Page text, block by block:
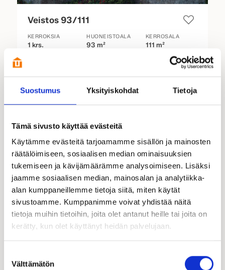
Suostumus Yksityiskohdat Tietoja
Tämä sivusto käyttää evästeitä
Käytämme evästeitä tarjoamamme sisällön ja mainosten
räätälöimiseen, sosiaalisen median ominaisuuksien
tukemiseen ja kävijämäärämme analysoimiseen. Lisäksi
jaamme sosiaalisen median, mainosalan ja analytiikka-
alan kumppaneillemme tietoja siitä, miten käytät
sivustoamme. Kumppanimme voivat yhdistää näitä
tietoja muihin tietoihin, joita olet antanut heille tai joita on
kerätty, kun olet käyttänyt heidän palvelujaan.
valinta
Välttämätön
Veistos 93/111
KERROKSIA
1 krs.
HUONEISTOALA
93 m²
KERROSALA
111 m²
MUUTTOVALMISHINTA
UUTUUS
Verso 100 A/121
KERROKSIA HUONEISTOALA KERROSALA